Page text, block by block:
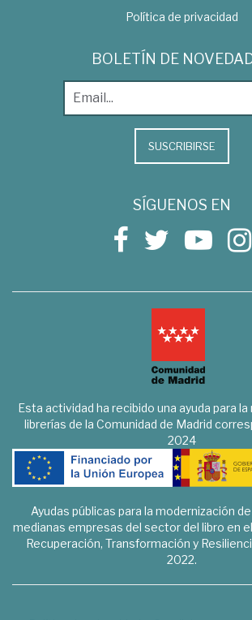
Política de privacidad
BOLETÍN DE
SUSCRIBIRSE
SÍGUENOS EN
Esta actividad ha recibido una ayuda para
librerías de la Comunidad de Madrid
2024
Ayudas públicas para la modernización
medianas empresas del sector del libro en
Recuperación, Transformación y
2022.